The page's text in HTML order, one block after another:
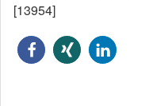
[13954]